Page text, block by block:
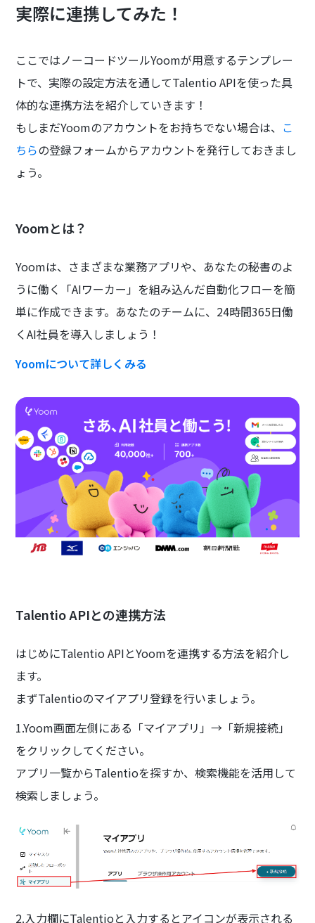
実際に連携してみた！
ここではノーコードツールYoomが用意するテンプレー
トで、実際の設定方法を通してTalentio APIを使った具
体的な連携方法を紹介していきます！
もしまだYoomのアカウントをお持ちでない場合は、 こ
ちらの登録フォームからアカウントを発行しておきまし
ょう。
Yoomとは？
Yoomは、さまざまな業務アプリや、あなたの秘書のよ
うに働く「AIワーカー」を組み込んだ自動化フローを簡
単に作成できます。あなたのチームに、24時間365日働
くAI社員を導入しましょう！
Yoomについて詳しくみる
Talentio APIとの連携方法
はじめにTalentio APIとYoomを連携する方法を紹介し
ます。
まずTalentioのマイアプリ登録を行いましょう。
1.Yoom画面左側にある「マイアプリ」→「新規接続」
をクリックしてください。
アプリ一覧からTalentioを探すか、検索機能を活用して
検索しましょう。
2.入力欄にTalentioと入力するとアイコンが表示される